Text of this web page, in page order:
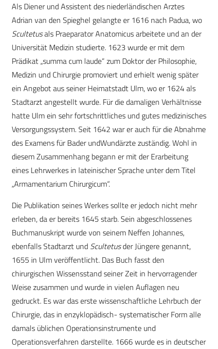
Als Diener und Assistent des niederländischen Arztes
Adrian van den Spieghel gelangte er 1616 nach Padua, wo
Scultetusals Praeparator Anatomicus arbeitete und an der
Universität Medizin studierte. 1623 wurde er mit dem
Prädikat „summa cum laude“ zum Doktor der Philosophie,
Medizin und Chirurgie promoviert und erhielt wenig später
ein Angebot aus seiner Heimatstadt Ulm, wo er 1624 als
Stadtarzt angestellt wurde. Für die damaligen Verhältnisse
hatte Ulm ein sehr fortschrittliches und gutes medizinisches
Versorgungssystem. Seit 1642 war er auch für die Abnahme
des Examens für Bader undWundärzte zuständig. Wohl in
diesem Zusammenhang begann er mit der Erarbeitung
eines Lehrwerkes in lateinischer Sprache unter dem Titel
„Armamentarium Chirurgicum“.
Die Publikation seines Werkes sollte er jedoch nicht mehr
erleben, da er bereits 1645 starb. Sein abgeschlossenes
Buchmanuskript wurde von seinem Neffen Johannes,
ebenfalls Stadtarzt und Scultetusder Jüngere genannt,
1655 in Ulm veröffentlicht. Das Buch fasst den
chirurgischen Wissensstand seiner Zeit in hervorragender
Weise zusammen und wurde in vielen Auflagen neu
gedruckt. Es war das erste wissenschaftliche Lehrbuch der
Chirurgie, das in enzyklopädisch- systematischer Form alle
damals üblichen Operationsinstrumente und
Operationsverfahren darstellte. 1666 wurde es in deutscher